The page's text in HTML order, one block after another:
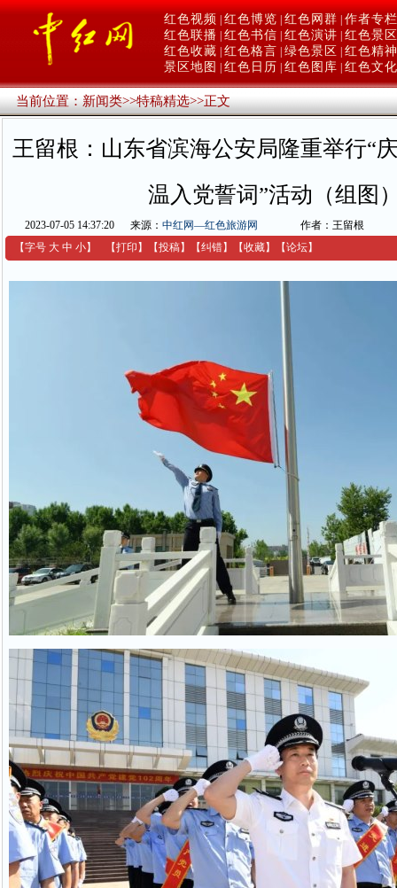
红色视频 红色博览 红色网群 作者专栏
红色联播 红色书信 红色演讲 红色景区
红色收藏 红色格言 绿色景区
红色精神
景区地图
红色日历 红色图库 红色文化
当前位置：新闻类>>特稿精选>>正文
王留根：山东省滨海公安局隆重举行“
温入党誓词”活动（组图
2023-07-05 14:37:20 来源： 中红网—红色旅游网
作者：王留根
【字号 大 中 小】 【打印 】 【投稿】 【纠错】 【收藏】 【论坛】